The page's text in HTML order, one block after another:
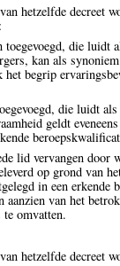
hetzelfde decreet
toegevoegd, die luidt
kan als
het begrip
die luidt
geldt
lid vervangen door
op grond van
in een erkende
aanzien van het
te omvatten.
hetzelfde decreet